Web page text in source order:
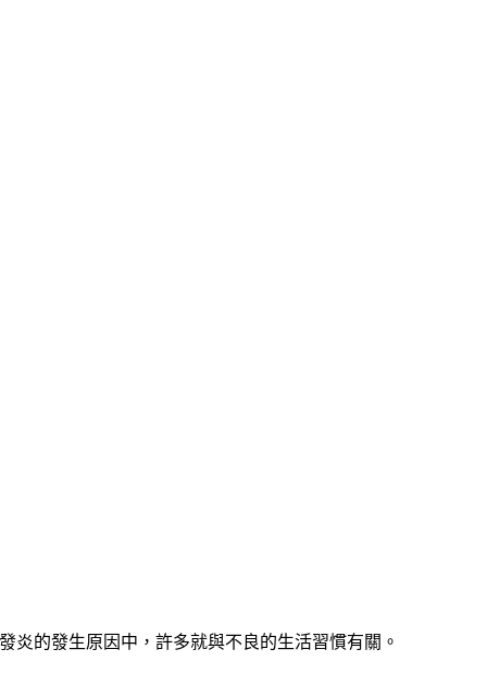
炎的發生原因中，許多就與不良的生活習慣有關。